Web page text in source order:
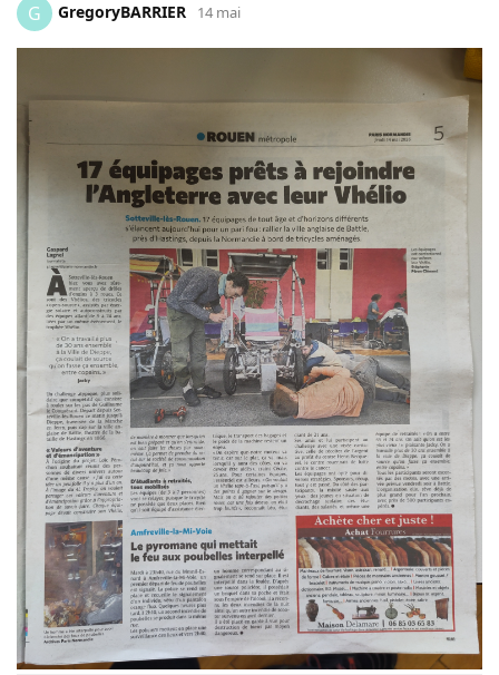
G GregoryBARRIER 14 mai